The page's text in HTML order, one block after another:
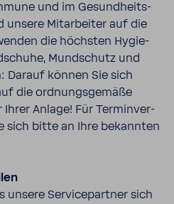
und im Gesund­heits­
unsere Mitar­beiter auf die
die höchsten Hygie­
Mund­schutz und
Darauf können Sie sich
die ordnungs­ge­mäße
Anlage! Für Termin­ver­
sich bitte an Ihre bekannten
unsere Service­partner sich